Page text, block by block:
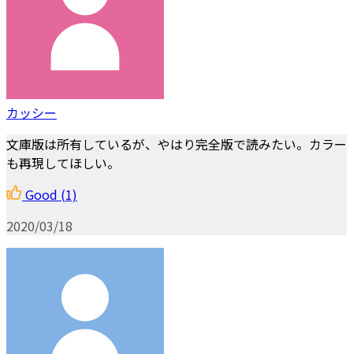
カッシー
文庫版は所有しているが、やはり完全版で読みたい。カラー
も再現してほしい。
Good (1)
2020/03/18